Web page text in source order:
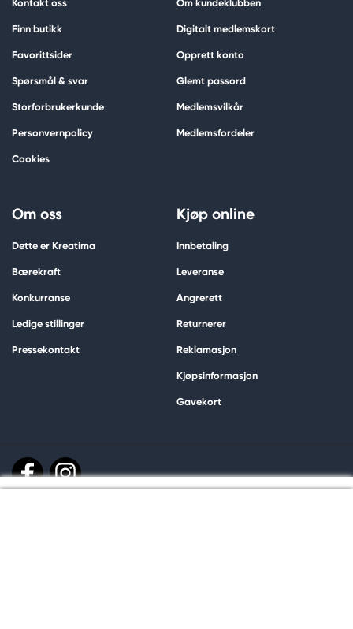
Kontakt oss
Finn butikk
Favorittsider
Spørsmål & svar
Storforbrukerkunde
Personvernpolicy
Cookies
Om kundeklubben
Digitalt medlemskort
Opprett konto
Glemt passord
Medlemsvilkår
Medlemsfordeler
Om oss
Dette er Kreatima
Bærekraft
Konkurranse
Ledige stillinger
Pressekontakt
Kjøp online
Innbetaling
Leveranse
Angrerett
Returnerer
Reklamasjon
Kjøpsinformasjon
Gavekort